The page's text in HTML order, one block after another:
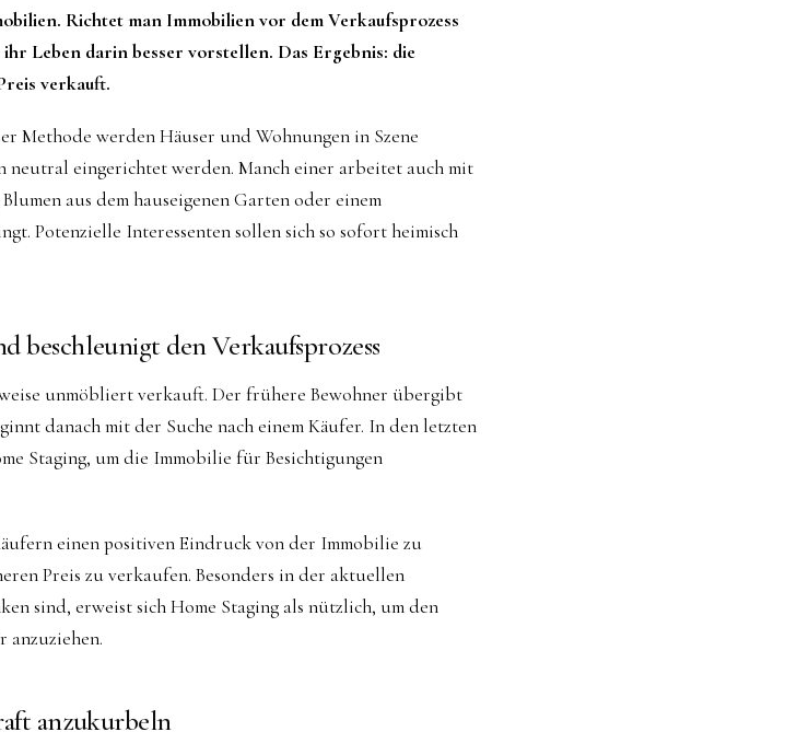
Richtet man Immobilien vor dem Verkaufsprozess
Leben darin besser vorstellen. Das Ergebnis: die
verkauft.
Methode werden Häuser und Wohnungen in Szene
neutral eingerichtet werden. Manch einer arbeitet auch mit
aus dem hauseigenen Garten oder einem
Potenzielle Interessenten sollen sich so sofort heimisch
beschleunigt den Verkaufsprozess
unmöbliert verkauft. Der frühere Bewohner übergibt
danach mit der Suche nach einem Käufer. In den letzten
Staging, um die Immobilie für Besichtigungen
einen positiven Eindruck von der Immobilie zu
Preis zu verkaufen. Besonders in der aktuellen
sind, erweist sich Home Staging als nützlich, um den
anzuziehen.
anzukurbeln